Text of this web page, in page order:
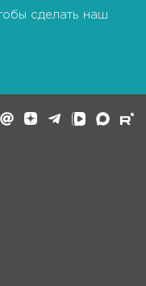
сделать наш